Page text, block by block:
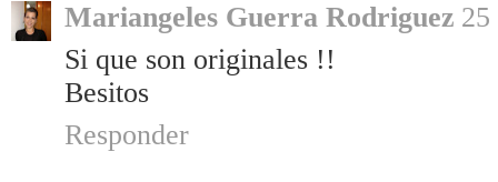
Mariangeles Guerra Rodriguez 25
Si que son originales !!
Besitos
Responder